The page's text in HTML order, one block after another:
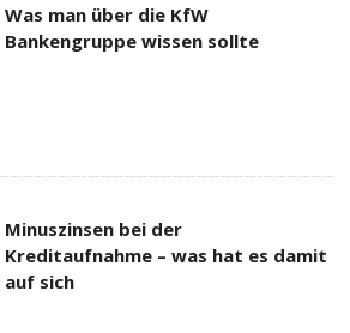
Was man über die KfW
Bankengruppe wissen sollte
Minuszinsen bei der
Kreditaufnahme – was hat es damit
auf sich